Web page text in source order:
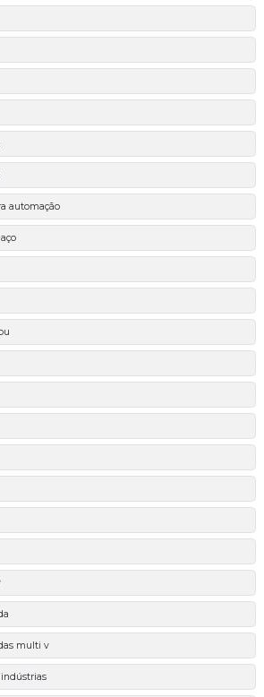
automação
multi v
indústrias